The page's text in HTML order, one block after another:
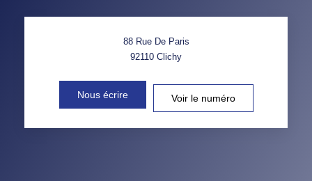
88 Rue De Paris
92110 Clichy
Nous écrire Voir le numéro